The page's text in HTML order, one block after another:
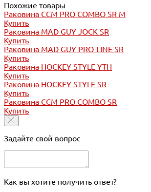
Похожие товары
Раковина CCM PRO COMBO SR M
Купить
Раковина MAD GUY JOCK SR
Купить
Раковина MAD GUY PRO-LINE SR
Купить
Раковина HOCKEY STYLE YTH
Купить
Раковина HOCKEY STYLE SR
Купить
Раковина CCM PRO COMBO SR
Купить
Задайте свой вопрос
Как вы хотите получить ответ?